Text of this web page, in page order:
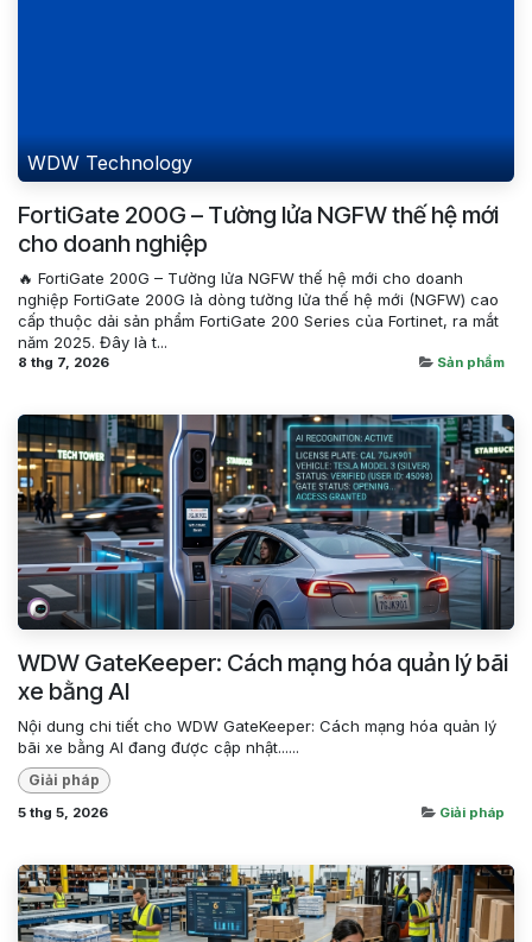
WDW Technology
FortiGate 200G – Tường lửa NGFW thế hệ mới
cho doanh nghiệp
🔥 FortiGate 200G – Tường lửa NGFW thế hệ mới cho doanh
nghiệp FortiGate 200G là dòng tường lửa thế hệ mới (NGFW) cao
cấp thuộc dải sản phẩm FortiGate 200 Series của Fortinet, ra mắt
năm 2025. Đây là t...
8 thg 7, 2026 Sản phẩm
WDW GateKeeper: Cách mạng hóa quản lý bãi
xe bằng AI
Nội dung chi tiết cho WDW GateKeeper: Cách mạng hóa quản lý
bãi xe bằng AI đang được cập nhật......
Giải pháp
5 thg 5, 2026 Giải pháp